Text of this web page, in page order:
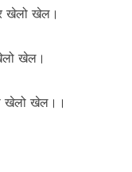
खेलो खेल।
खेल।
खेलो खेल।।